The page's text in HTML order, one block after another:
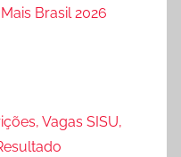
Brasil 2026
Vagas SISU,